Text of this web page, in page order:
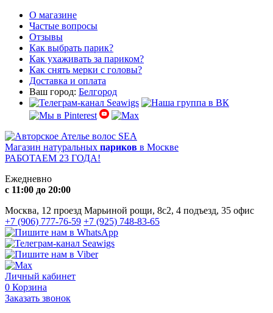
О магазине
Частые вопросы
Отзывы
Как выбрать парик?
Как ухаживать за париком?
Как снять мерки с головы?
Доставка и оплата
Ваш город: Белгород
Магазин натуральных париков в Москве
РАБОТАЕМ 23 ГОДА!
Ежедневно
с 11:00 до 20:00
Москва, 12 проезд Марьиной рощи, 8с2, 4 подъезд, 35 офис
+7 (906) 777-76-59 +7 (925) 748-83-65
Личный кабинет
0 Корзина
Заказать звонок